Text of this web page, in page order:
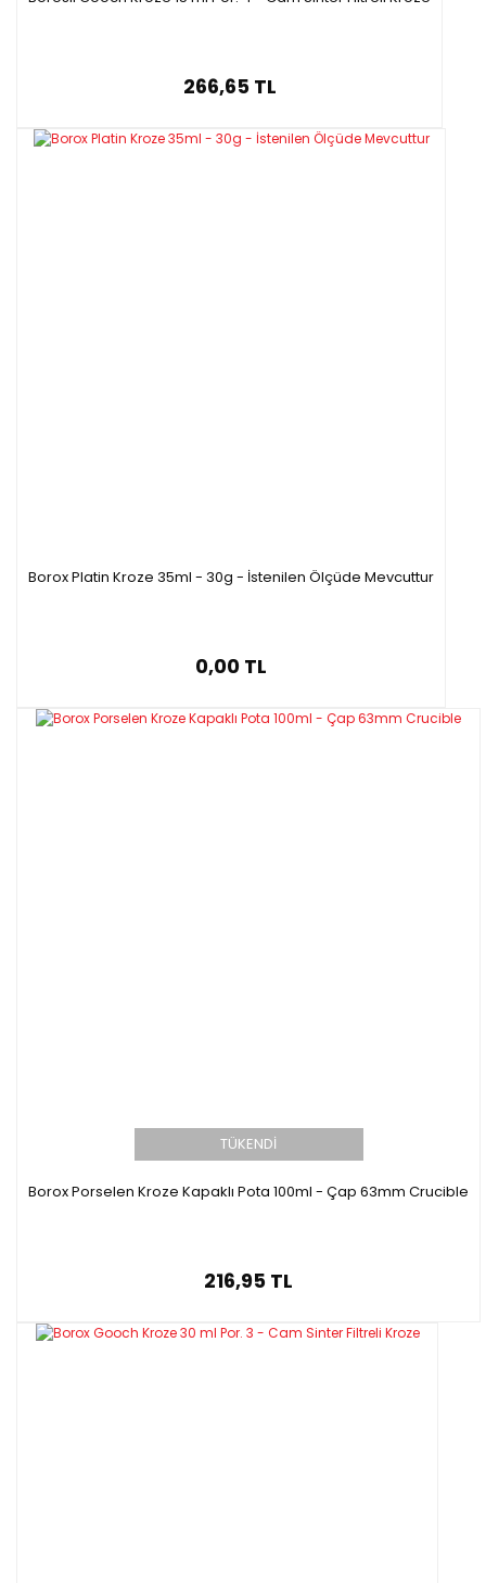
266,65 TL
Borox Platin Kroze 35ml - 30g - İstenilen Ölçüde Mevcuttur
0,00 TL
TÜKENDİ
Borox Porselen Kroze Kapaklı Pota 100ml - Çap 63mm Crucible
216,95 TL